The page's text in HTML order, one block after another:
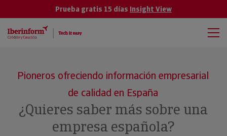
Prueba gratis 15 días Insight View
Pioneros ofreciendo información empresarial
de calidad en España
¿Quieres saber más sobre una
empresa española?